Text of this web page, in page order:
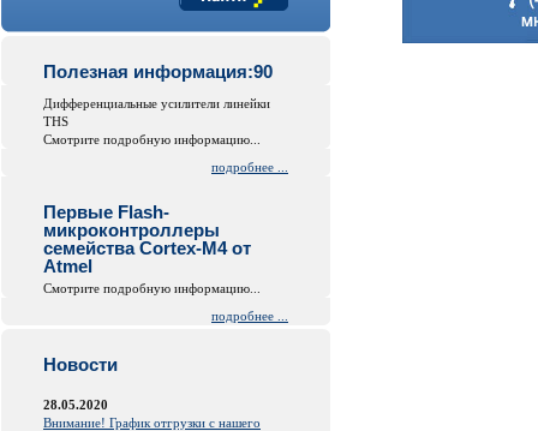
Полезная информация:90
Дифференциальные усилители линейки
THS
Смотрите подробную информацию...
подробнее ...
Первые Flash-
микроконтроллеры
семейства Cortex-M4 от
Atmel
Смотрите подробную информацию...
подробнее ...
Новости
28.05.2020
Внимание! График отгрузки с нашего